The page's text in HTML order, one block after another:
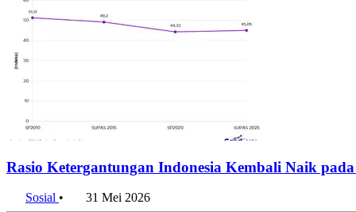
Rasio Ketergantungan Indonesia Kembali Naik
Sosial • 31 Mei 2026